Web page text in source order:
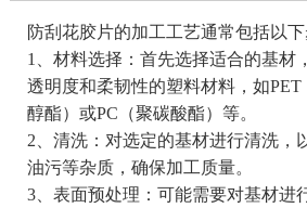
防刮花胶片的加工工艺通常包括以下
1、材料选择：首先选择适合的基材
透明度和柔韧性的塑料材料，如
醇酯）或PC（聚碳酸酯）等。
2、清洗：对选定的基材进行清洗，
油污等杂质，确保加工质量。
3、表面预处理：可能需要对基材进